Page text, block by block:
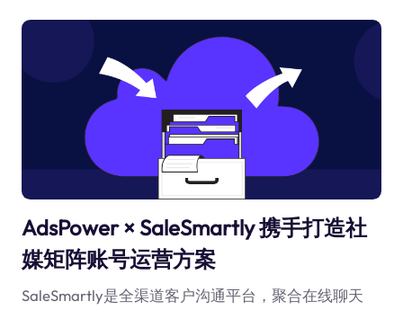
AdsPower × SaleSmartly 携手打造社
媒矩阵账号运营方案
SaleSmartly是全渠道客户沟通平台，聚合在线聊天